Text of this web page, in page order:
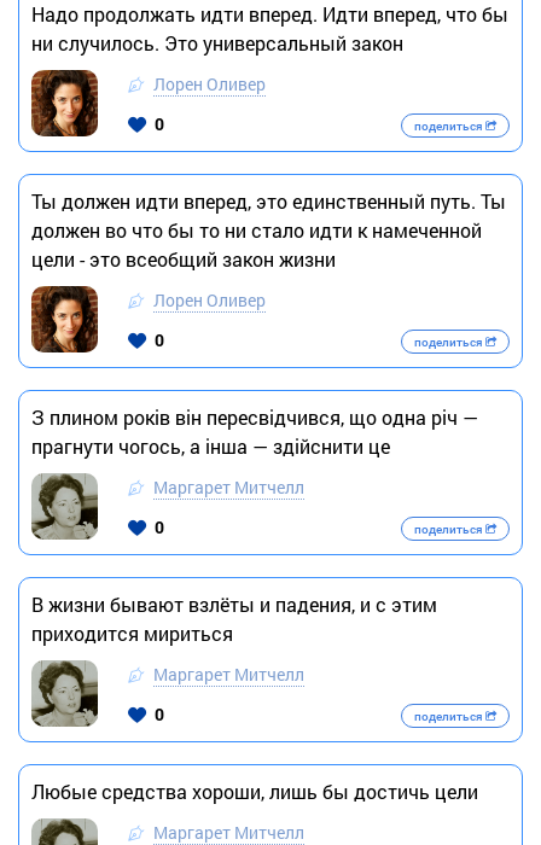
Надо продолжать идти вперед. Идти вперед, что бы
ни случилось. Это универсальный закон
Лорен Оливер
0
поделиться
Ты должен идти вперед, это единственный путь. Ты
должен во что бы то ни стало идти к намеченной
цели - это всеобщий закон жизни
Лорен Оливер
0
поделиться
З плином років він пересвідчився, що одна річ —
прагнути чогось, а інша — здійснити це
Маргарет Митчелл
0
поделиться
В жизни бывают взлёты и падения, и с этим
приходится мириться
Маргарет Митчелл
0
поделиться
Любые средства хороши, лишь бы достичь цели
Маргарет Митчелл